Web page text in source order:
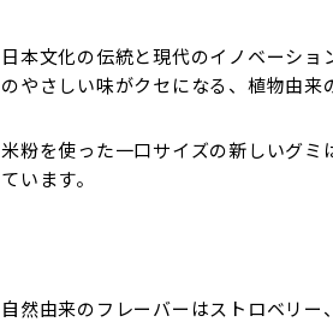
日本文化の伝統と現代のイノベーシ
のやさしい味がクセになる、植物由来
米粉を使った一口サイズの新しいグ
ています。
自然由来のフレーバーはストロベリ